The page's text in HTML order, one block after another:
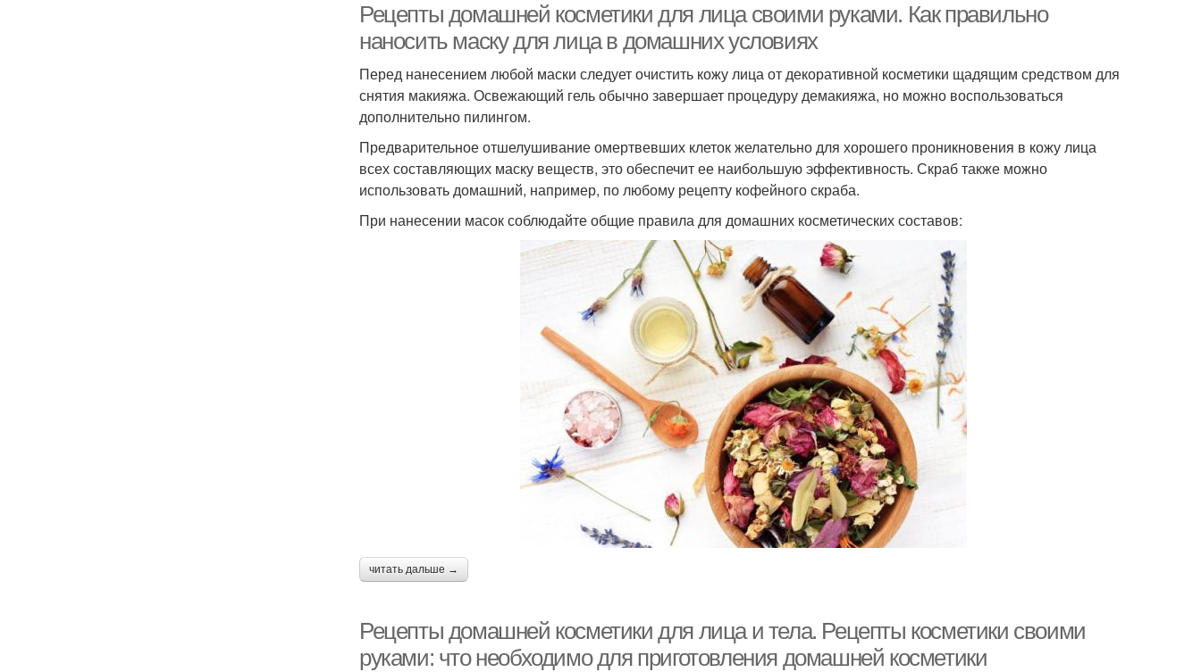
Рецепты домашней косметики для лица своими руками. Как правильно
наносить маску для лица в домашних условиях
Перед нанесением любой маски следует очистить кожу лица от декоративной косметики щадящим средством для
снятия макияжа. Освежающий гель обычно завершает процедуру демакияжа, но можно воспользоваться
дополнительно пилингом.
Предварительное отшелушивание омертвевших клеток желательно для хорошего проникновения в кожу лица
всех составляющих маску веществ, это обеспечит ее наибольшую эффективность. Скраб также можно
использовать домашний, например, по любому рецепту кофейного скраба.
При нанесении масок соблюдайте общие правила для домашних косметических составов:
читать дальше →
Рецепты домашней косметики для лица и тела. Рецепты косметики своими
руками: что необходимо для приготовления домашней косметики